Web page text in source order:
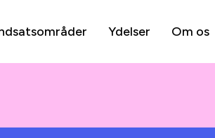
Ydelser Om os